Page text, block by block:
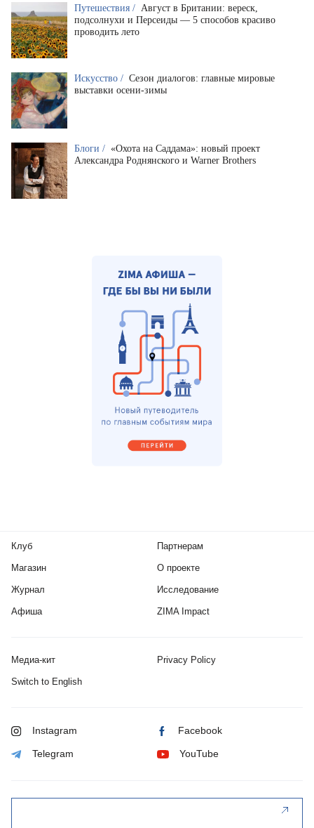
Путешествия / Август в Британии: вереск,
подсолнухи и Персеиды — 5 способов красиво
проводить лето
Искусство / Сезон диалогов: главные мировые
выставки осени-зимы
Блоги / «Охота на Саддама»: новый проект
Александра Роднянского и Warner Brothers
Клуб
Магазин
Журнал
Афиша
Партнерам
О проекте
Исследование
ZIMA Impact
Медиа-кит Privacy Policy
Switch to English
Instagram Facebook
Telegram YouTube